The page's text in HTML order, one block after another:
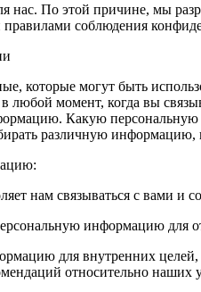
По этой причине, мы
соблюдения
которые могут быть
любой момент, когда вы
Какую
различную
нам связываться с вами
информацию для
для внутренних целей,
относительно наших